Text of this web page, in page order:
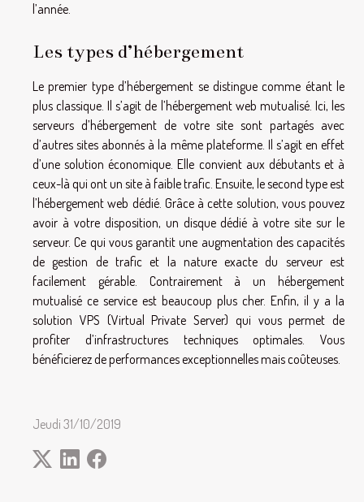
l’année.
Les types d’hébergement
Le premier type d’hébergement se distingue comme étant le
plus classique. Il s’agit de l’hébergement web mutualisé. Ici, les
serveurs d’hébergement de votre site sont partagés avec
d’autres sites abonnés à la même plateforme. Il s’agit en effet
d’une solution économique. Elle convient aux débutants et à
ceux-là qui ont un site à faible trafic. Ensuite, le second type est
l’hébergement web dédié. Grâce à cette solution, vous pouvez
avoir à votre disposition, un disque dédié à votre site sur le
serveur. Ce qui vous garantit une augmentation des capacités
de gestion de trafic et la nature exacte du serveur est
facilement gérable. Contrairement à un hébergement
mutualisé ce service est beaucoup plus cher. Enfin, il y a la
solution VPS (Virtual Private Server) qui vous permet de
profiter d’infrastructures techniques optimales. Vous
bénéficierez de performances exceptionnelles mais coûteuses.
Jeudi 31/10/2019